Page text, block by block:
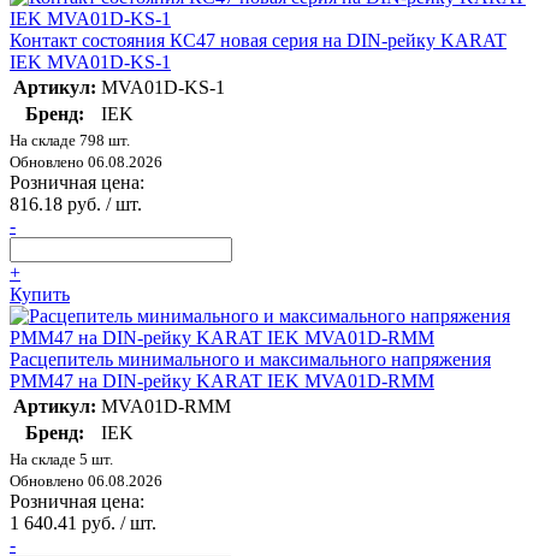
Контакт состояния КС47 новая серия на DIN-рейку KARAT
IEK MVA01D-KS-1
Артикул: MVA01D-KS-1
Бренд:
IEK
На складе 798 шт.
Обновлено 06.08.2026
Розничная цена:
816.18 руб. / шт.
-
+
Купить
Расцепитель минимального и максимального напряжения
РММ47 на DIN-рейку KARAT IEK MVA01D-RMM
Артикул: MVA01D-RMM
Бренд:
IEK
На складе 5 шт.
Обновлено 06.08.2026
Розничная цена:
1 640.41 руб. / шт.
-